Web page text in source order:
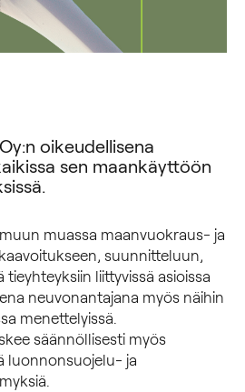
oikeudellisena
sen maankäyttöön
muassa maanvuokraus- ja
suunnitteluun,
liittyvissä asioissa
neuvonantajana myös näihin
menettelyissä.
säännöllisesti myös
luonnonsuojelu- ja